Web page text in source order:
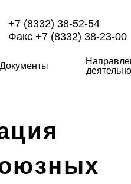
+7 (8332) 38-52-54
Факс +7 (8332) 38-23-00
Документы